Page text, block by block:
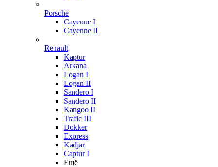
Porsche
Cayenne I
Cayenne II
Renault
Kaptur
Arkana
Logan I
Logan II
Sandero I
Sandero II
Kangoo II
Trafic III
Dokker
Express
Kadjar
Captur I
Ещё